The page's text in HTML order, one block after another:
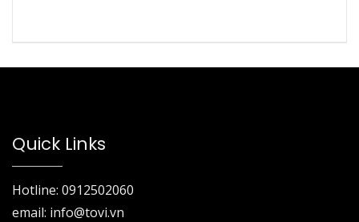
Quick Links
Hotline: 0912502060
email: info@tovi.vn